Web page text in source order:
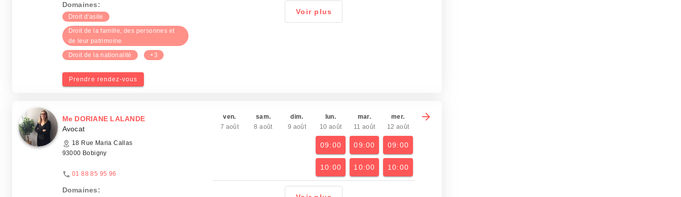
Domaines:
Droit d'asile
Droit de la famille, des personnes et
de leur patrimoine
Droit de la nationalité
+3
Prendre rendez-vous
Voir plus
Me DORIANE LALANDE
Avocat
18 Rue Maria Callas
93000 Bobigny
01 88 85 95 96
Domaines:
ven.
7 août
sam.
8 août
dim.
9 août
lun.
10 août
09:00
10:00
mar.
11 août
09:00
10:00
mer.
12 août
09:00
10:00